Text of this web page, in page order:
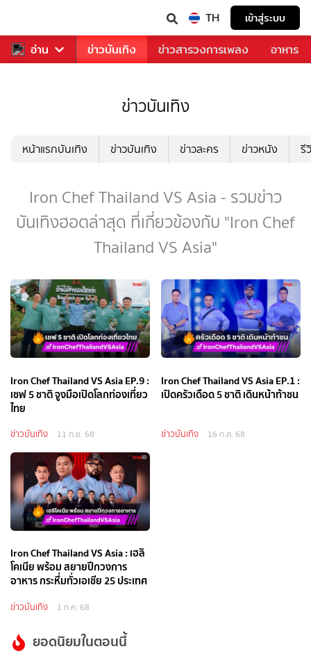
TH เข้าสู่ระบบ
อ่าน
กีฬา ข่าว ข่าวบันเทิง ข่าวสารวงการเพลง อาหาร
ข่าวบันเทิง
หน้าแรกบันเทิง ข่าวบันเทิง ข่าวละคร ข่าวหนัง รี
Iron Chef Thailand VS Asia - รวมข่าว
บันเทิงฮอตล่าสุด ที่เกี่ยวข้องกับ "Iron Chef
Thailand VS Asia"
Iron Chef Thailand VS Asia EP.9 :
เชฟ 5 ชาติ จูงมือเปิดโลกท่องเที่ยว
ไทย
ข่าวบันเทิง 11 ก.ย. 68
Iron Chef Thailand VS Asia EP.1 :
เปิดครัวเดือด 5 ชาติ เดินหน้าท้าชน
ข่าวบันเทิง 16 ก.ค. 68
Iron Chef Thailand VS Asia : เฮลิ
โคเนีย พร้อม สยายปีกวงการ
อาหาร กระหึ่มทั่วเอเชีย 25 ประเทศ
ข่าวบันเทิง 1 ก.ค. 68
ยอดนิยมในตอนนี้